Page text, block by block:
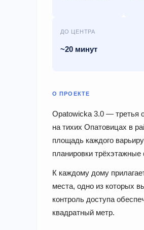
ДО ЦЕНТРА
~20 минут
О ПРОЕКТЕ
Opatowicka 3.0 — третья
на тихих Опатовицах в
площадь каждого
планировки
К каждому дому
места, одно из которых
контроль доступа
квадратный метр.